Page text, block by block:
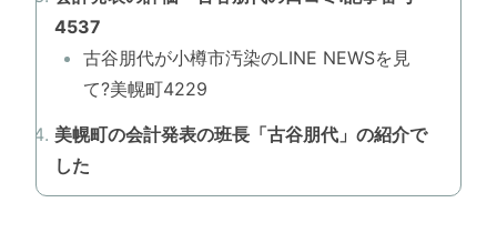
4537
古谷朋代が小樽市汚染のLINE NEWSを見
て?美幌町4229
美幌町の会計発表の班長「古谷朋代」の紹介で
した